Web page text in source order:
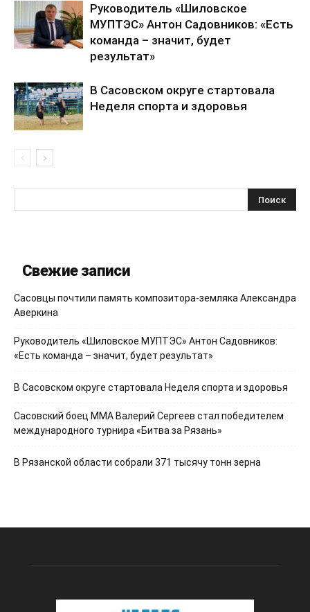
Руководитель «Шиловское
МУПТЭС» Антон Садовников: «Есть
команда – значит, будет
результат»
В Сасовском округе стартовала
Неделя спорта и здоровья
Свежие записи
Сасовцы почтили память композитора-земляка Александра
Аверкина
Руководитель «Шиловское МУПТЭС» Антон Садовников:
«Есть команда – значит, будет результат»
В Сасовском округе стартовала Неделя спорта и здоровья
Сасовский боец ММА Валерий Сергеев стал победителем
международного турнира «Битва за Рязань»
В Рязанской области собрали 371 тысячу тонн зерна